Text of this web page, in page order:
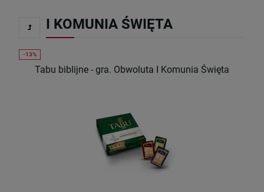
I KOMUNIA ŚWIĘTA
Tabu biblijne - gra. Obwoluta I Komunia Święta